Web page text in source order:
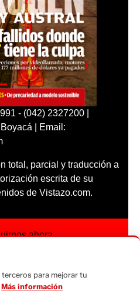
- (042) 2327200 |
| Email:
total, parcial y traducción a
escrita de su
de Vistazo.com.
ahora
para mejorar tu
Más información